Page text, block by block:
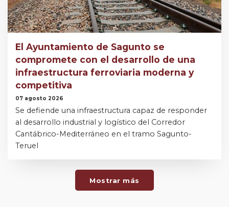
El Ayuntamiento de Sagunto se
compromete con el desarrollo de una
infraestructura ferroviaria moderna y
competitiva
07 agosto 2026
Se defiende una infraestructura capaz de responder
al desarrollo industrial y logístico del Corredor
Cantábrico-Mediterráneo en el tramo Sagunto-
Teruel
Mostrar más